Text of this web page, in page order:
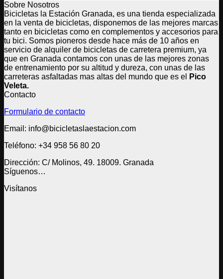
Sobre Nosotros
Bicicletas la Estación Granada, es una tienda especializada
en la venta de bicicletas, disponemos de las mejores marcas
tanto en bicicletas como en complementos y accesorios para
tu bici. Somos pioneros desde hace más de 10 años en
servicio de alquiler de bicicletas de carretera premium, ya
que en Granada contamos con unas de las mejores zonas
de entrenamiento por su altitud y dureza, con unas de las
carreteras asfaltadas mas altas del mundo que es el
Pico
Veleta.
Contacto
Formulario de contacto
Email: info@bicicletaslaestacion.com
Teléfono: +34 958 56 80 20
Dirección: C/ Molinos, 49. 18009. Granada
Síguenos…
Visítanos